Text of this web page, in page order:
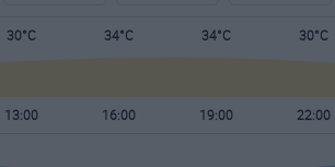
30°C 34°C 34°C 30°C
13:00 16:00 19:00 22:00